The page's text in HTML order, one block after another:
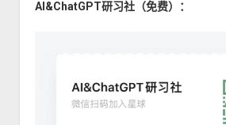
AI&ChatGPT研习社（免费）：